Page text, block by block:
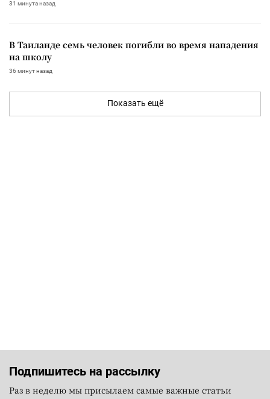
31 минута назад
В Таиланде семь человек погибли во время нападения
на школу
36 минут назад
Показать ещё
Подпишитесь на рассылку
Раз в неделю мы присылаем самые важные статьи